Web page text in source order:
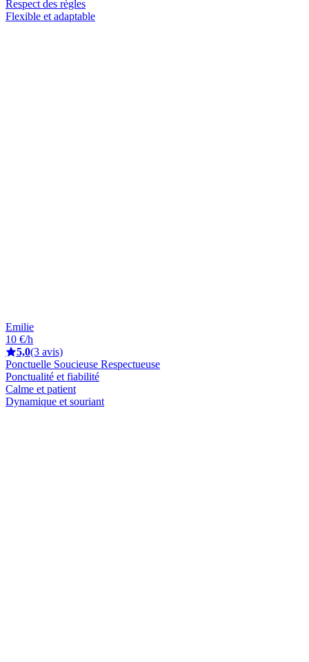
Respect des règles
Flexible et adaptable
Emilie
10 €/h
5,0(3 avis)
Ponctuelle Soucieuse Respectueuse
Ponctualité et fiabilité
Calme et patient
Dynamique et souriant